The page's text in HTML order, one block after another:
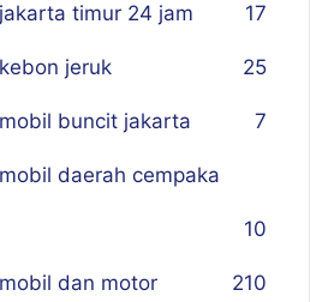
timur 24 jam 17
jeruk 25
buncit jakarta 7
daerah cempaka
10
dan motor 210